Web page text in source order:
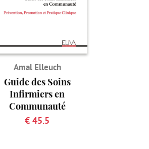
Amal Elleuch
Guide des Soins
Infirmiers en
Communauté
€ 45.5